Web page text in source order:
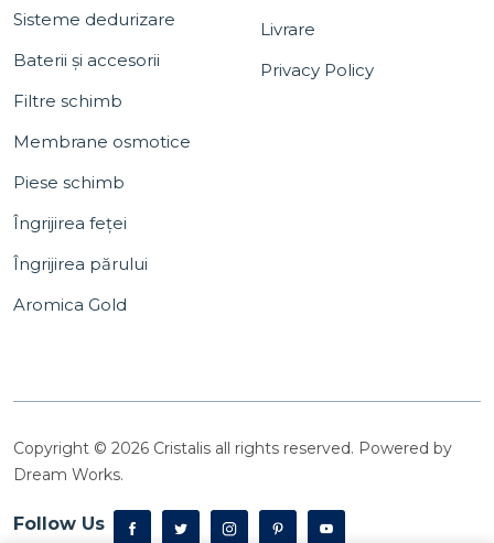
Sisteme dedurizare
Baterii și accesorii
Filtre schimb
Membrane osmotice
Piese schimb
Îngrijirea feței
Îngrijirea părului
Aromica Gold
Livrare
Privacy Policy
Copyright © 2026 Cristalis all rights reserved. Powered by
Dream Works.
Follow Us